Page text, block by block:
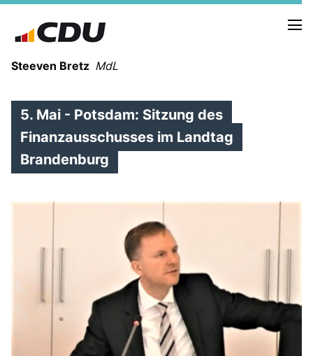
Steeven Bretz MdL
MEIN BÜRGERBÜRO
MEIN WAHLKREIS
ZIELE
Redebeiträge
Anträge CDU
Kleine Anfragen
5. Mai - Potsdam: Sitzung des
Finanzausschusses im Landtag
Brandenburg